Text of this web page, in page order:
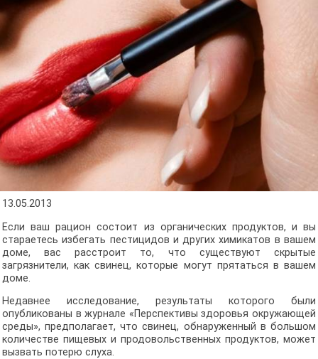
13.05.2013
Если ваш рацион состоит из органических продуктов, и вы
стараетесь избегать пестицидов и других химикатов в вашем
доме, вас расстроит то, что существуют скрытые
загрязнители, как свинец, которые могут прятаться в вашем
доме.
Недавнее исследование, результаты которого были
опубликованы в журнале «Перспективы здоровья окружающей
среды», предполагает, что свинец, обнаруженный в большом
количестве пищевых и продовольственных продуктов, может
вызвать потерю слуха.